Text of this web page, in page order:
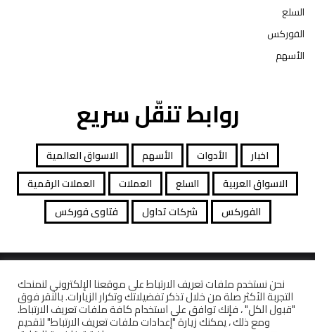
السلع
الفوركس
الأسهم
روابط تنقّل سريع
اخبار الأدوات الأسهم
الاسواق العالمية
الاسواق العربية
السلع العملات
العملات الرقمية
الفوركس
شركات تداول فتاوى فوركس
جميع الحقوق محفوظة توصيات التداول © 2026
افصاح المخاطرة معاملات قانونية كاشف الشركات
نحن نستخدم ملفات تعريف الارتباط على موقعنا الإلكتروني لنمنحك
التجربة الأكثر صلة من خلال تذكر تفضيلاتك وتكرار الزيارات. بالنقر فوق
"قبول الكل" ، فإنك توافق على استخدام كافة ملفات تعريف الارتباط.
ومع ذلك ، يمكنك زيارة "إعدادات ملفات تعريف الارتباط" لتقديم